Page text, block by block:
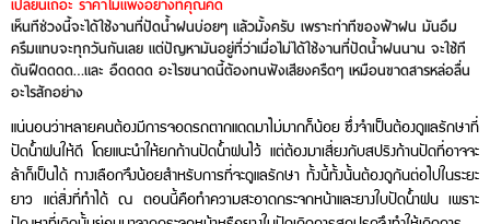
เปลี่ยนเถอะ ราคาไม่แพงอย่างที่คุณคิด
เห็นทีช่วงนี้จะได้ใช้งานที่ปัดน้ำฝนบ่อยๆ แล้วมั้งครับ เพราะท่าทีของฟ้าฝน มันอึม
ครึมแทบจะทุกวันกันเลย แต่ปัญหามันอยู่ที่ว่าเมื่อไม่ได้ใช้งานที่ปัดน้ำฝนนาน จะใช้ที
ดันฝืดดดด…และ อืดดดด อะไรขนาดนี้ต้องทนฟังเสียงครืดๆ เหมือนขาดสารหล่อลื่น
อะไรสักอย่าง
แน่นอนว่าหลายคนต้องมีการจอดรถตากแดดมาไม่มากก็น้อย ซึ่งจำเป็นต้องดูแลรักษาที่
ปัดน้ำฝนให้ดี โดยแนะนำให้ยกก้านปัดน้ำฝนไว้ แต่ต้องมาเสี่ยงกับสปริงก้านปัดที่อาจจะ
ล้าก็เป็นได้ ทางเลือกจึงน้อยสำหรับการที่จะดูแลรักษา ทั้งนี้ทั้งนั้นต้องดูกันต่อไปในระยะ
ยาว แต่สิ่งที่ทำได้ ณ ตอนนี้คือทำความสะอาดกระจกหน้าและยางใบปัดน้ำฝน เพราะ